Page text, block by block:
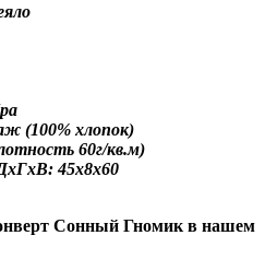
(100% хлопок)
60г/кв.м)
45х8х60
Сонный Гномик в нашем